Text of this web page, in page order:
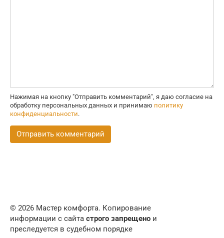
Нажимая на кнопку "Отправить комментарий", я даю согласие на
обработку персональных данных и принимаю политику
конфиденциальности.
© 2026 Мастер комфорта. Копирование
информации с сайта строго запрещено и
преследуется в судебном порядке